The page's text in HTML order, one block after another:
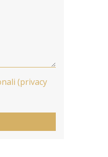
(privacy